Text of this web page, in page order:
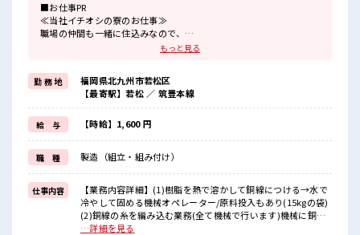
■お仕事PR
≪当社イチオシの寮のお仕事≫
職場の仲間も一緒に住込みなので、
仕事の悩みなども相談しやすいですね！
高収入を希望される方にオススメ。
残業は月20時間以上あります♪
≪動きやすい制服アリ≫
制服があるので、
毎日の服装の悩み解消♪
≪未経験OKの仕事≫
新しいことにチャレンジするのは不安だけど、
しっかり働く環境が整っています！
イチからスキルUP・ステップUP目指していきましょう！
≪自分に合った期間で働ける≫
福利厚生が整った派遣のお仕事です！
■職場の雰囲気
もっと見る
勤 務 地
福岡県北九州市若松区
【最寄駅】若松 ／ 筑豊本線
給 与 【時給】1,600 円
職 種 製造（組立・組み付け）
仕事内容
【業務内容詳細】(1)樹脂を熱で溶かして銅線につける→水で
冷やして固める機械オペレーター/原料投入もあり(15kgの袋)
(2)銅線の糸を編み込む業務(全て機械で行います)機械に銅線
をセット/特殊な製品の原料は手作業で投入の為原料をもって
…詳細を見る